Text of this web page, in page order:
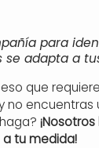
para
adapta a
que
no encuentras
a tu medida!